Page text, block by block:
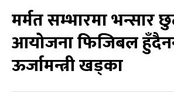
मर्मत सम्भारमा भन्सार
आयोजना फिजिबल
ऊर्जामन्त्री खड्का